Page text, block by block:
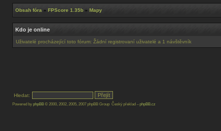
Obsah fóra » FPScore 1.35b » Mapy
Kdo je online
Uživatelé procházející toto fórum: Žádní registrovaní uživatelé a 1 návštěvník
Hledat:
Powered by phpBB © 2000, 2002, 2005, 2007 phpBB Group Český překlad –phpBB.cz